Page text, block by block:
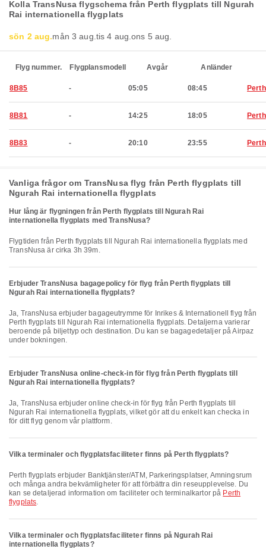
Kolla TransNusa flygschema från Perth flygplats till Ngurah
Rai internationella flygplats
sön 2 aug.mån 3 aug. tis 4 aug.ons 5 aug.
Flyg nummer. Flygplansmodell Avgår Anländer
8B85 - 05:05 08:45 Perth
8B81 - 14:25 18:05 Perth
8B83 - 20:10 23:55 Perth
Vanliga frågor om TransNusa flyg från Perth flygplats till
Ngurah Rai internationella flygplats
Hur lång är flygningen från Perth flygplats till Ngurah Rai
internationella flygplats med TransNusa?
Flygtiden från Perth flygplats till Ngurah Rai internationella flygplats med
TransNusa är cirka 3h 39m.
Erbjuder TransNusa bagagepolicy för flyg från Perth flygplats till
Ngurah Rai internationella flygplats?
Ja, TransNusa erbjuder bagageutrymme för Inrikes & Internationell flyg från
Perth flygplats till Ngurah Rai internationella flygplats. Detaljerna varierar
beroende på biljettyp och destination. Du kan se bagagedetaljer på Airpaz
under bokningen.
Erbjuder TransNusa online-check-in för flyg från Perth flygplats till
Ngurah Rai internationella flygplats?
Ja, TransNusa erbjuder online check-in för flyg från Perth flygplats till
Ngurah Rai internationella flygplats, vilket gör att du enkelt kan checka in
för ditt flyg genom vår plattform.
Vilka terminaler och flygplatsfaciliteter finns på Perth flygplats?
Perth flygplats erbjuder Banktjänster/ATM, Parkeringsplatser, Amningsrum
och många andra bekvämligheter för att förbättra din reseupplevelse. Du
kan se detaljerad information om faciliteter och terminalkartor på Perth
flygplats.
Vilka terminaler och flygplatsfaciliteter finns på Ngurah Rai
internationella flygplats?